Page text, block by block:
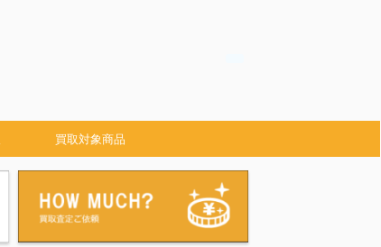
買取対象商品